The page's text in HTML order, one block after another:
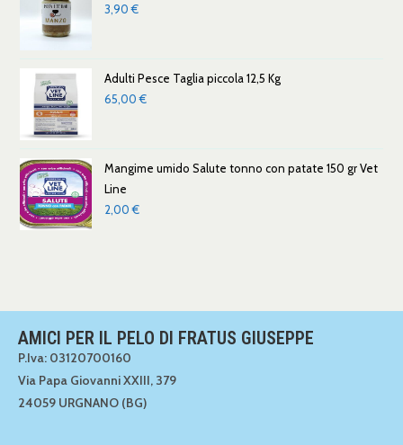
3,90€
Adulti Pesce Taglia piccola 12,5 Kg
65,00€
Mangime umido Salute tonno con patate 150 gr Vet
Line
2,00€
AMICI PER IL PELO DI FRATUS GIUSEPPE
P.Iva: 03120700160
Via Papa Giovanni XXIII, 379
24059 URGNANO (BG)